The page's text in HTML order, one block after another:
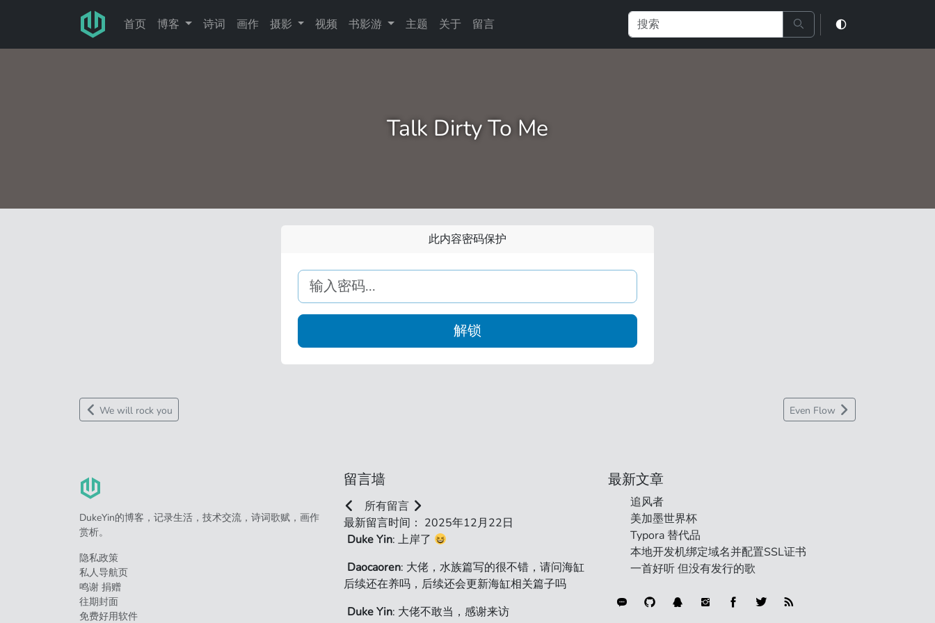
首页
博客 诗词 画作 摄影 视频 书影游 主题 关于 留言
Talk Dirty To Me
此内容密码保护
解锁
We will rock you Even Flow
DukeYin的博客，记录生活，技术交流，诗词歌赋，画作
赏析。
隐私政策
私人导航页
鸣谢 捐赠
往期封面
免费好用软件
留言墙
所有留言
最新留言时间： 2025年12月22日
Duke Yin: 上岸了
Daocaoren: 大佬，水族篇写的很不错，请问海缸
后续还在养吗，后续还会更新海缸相关篇子吗
Duke Yin: 大佬不敢当，感谢来访
最新文章
追风者
美加墨世界杯
Typora 替代品
本地开发机绑定域名并配置SSL证书
一首好听 但没有发行的歌